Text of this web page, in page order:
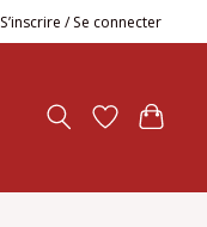
S’inscrire / Se connecter